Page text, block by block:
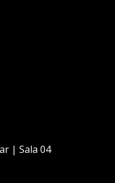
| Sala 04